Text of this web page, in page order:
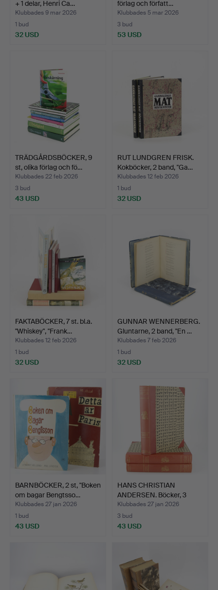
+ 1 delar, Henri Ca…
Klubbades 9 mar 2026
1 bud
32 USD
förlag och författ…
Klubbades 5 mar 2026
3 bud
53 USD
TRÄDGÅRDSBÖCKER, 9
st, olika förlag och fö…
Klubbades 22 feb 2026
3 bud
43 USD
RUT LUNDGREN FRISK.
Kokböcker, 2 band, "Ga…
Klubbades 12 feb 2026
1 bud
32 USD
FAKTABÖCKER, 7 st. bl.a.
"Whiskey", "Frank…
Klubbades 12 feb 2026
1 bud
32 USD
GUNNAR WENNERBERG.
Gluntarne, 2 band, "En …
Klubbades 7 feb 2026
1 bud
32 USD
BARNBÖCKER, 2 st, "Boken
om bagar Bengtsso…
Klubbades 27 jan 2026
1 bud
43 USD
HANS CHRISTIAN
ANDERSEN. Böcker, 3
band, "…
Klubbades 27 jan 2026
3 bud
43 USD